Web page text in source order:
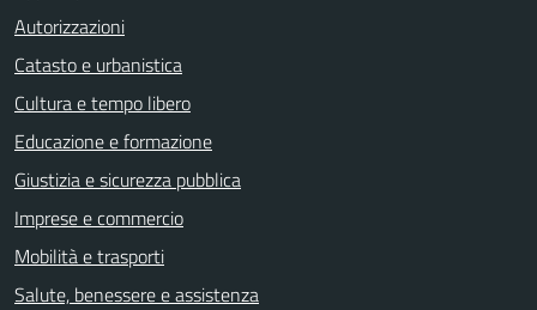
Autorizzazioni
Catasto e urbanistica
Cultura e tempo libero
Educazione e formazione
Giustizia e sicurezza pubblica
Imprese e commercio
Mobilità e trasporti
Salute, benessere e assistenza